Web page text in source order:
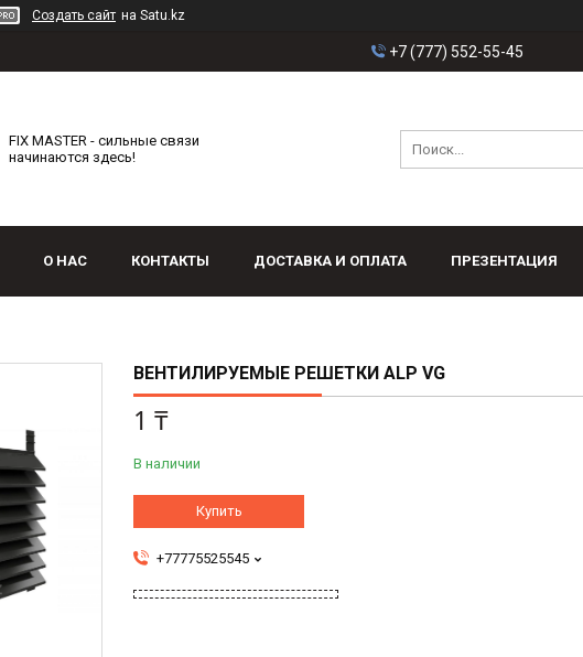
Создать сайт на Satu.kz
+7 (777) 552-55-45
FIX MASTER - сильные связи
начинаются здесь!
О НАС КОНТАКТЫ ДОСТАВКА И ОПЛАТА ПРЕЗЕНТАЦИЯ
ВЕНТИЛИРУЕМЫЕ РЕШЕТКИ ALP VG
1 ₸
В наличии
Купить
+77775525545